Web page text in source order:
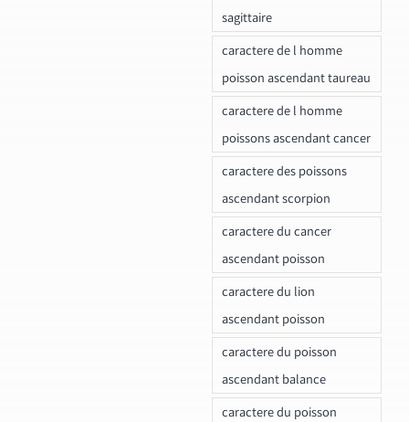
sagittaire
caractere de l homme
poisson ascendant taureau
caractere de l homme
poissons ascendant cancer
caractere des poissons
ascendant scorpion
caractere du cancer
ascendant poisson
caractere du lion
ascendant poisson
caractere du poisson
ascendant balance
caractere du poisson